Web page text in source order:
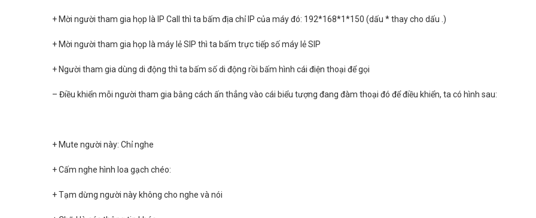
+ Mời người tham gia họp là IP Call thì ta bấm địa chỉ IP của máy đó: 192*168*1*150 (dấu * thay cho dấu .)
+ Mời người tham gia họp là máy lẻ SIP thì ta bấm trực tiếp số máy lẻ SIP
+ Người tham gia dùng di động thì ta bấm số di động rồi bấm hình cái điện thoại để gọi
– Điều khiển mỗi người tham gia bằng cách ấn thẳng vào cái biểu tượng đang đàm thoại đó để điều khiển, ta có hình sau:
+ Mute người này: Chỉ nghe
+ Cấm nghe hình loa gạch chéo:
+ Tạm dừng người này không cho nghe và nói